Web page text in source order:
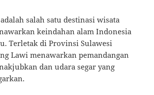
salah satu destinasi wisata
keindahan alam Indonesia
Terletak di Provinsi Sulawesi
Lawi menawarkan pemandangan
dan udara segar yang